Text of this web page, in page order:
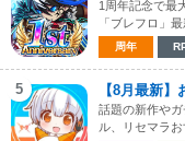
1周年記念で最
「ブレフロ」
周年
5 【8月最新
話題の新作や
ル、リセマラお